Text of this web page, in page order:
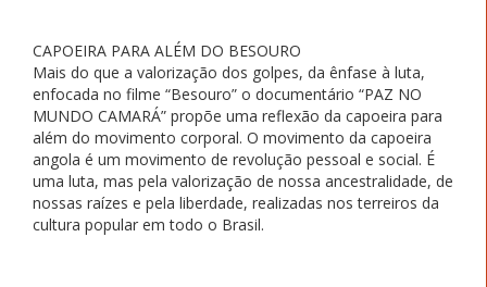
CAPOEIRA PARA ALÉM DO BESOURO
Mais do que a valorização dos golpes, da ênfase à luta,
enfocada no filme “Besouro” o documentário “PAZ NO
MUNDO CAMARÁ” propõe uma reflexão da capoeira para
além do movimento corporal. O movimento da capoeira
angola é um movimento de revolução pessoal e social. É
uma luta, mas pela valorização de nossa ancestralidade, de
nossas raízes e pela liberdade, realizadas nos terreiros da
cultura popular em todo o Brasil.